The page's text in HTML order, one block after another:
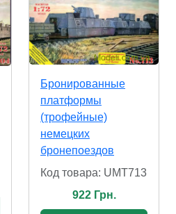
Бронированные
платформы
(трофейные)
немецких
бронепоездов
Код товара: UMT713
922 Грн.